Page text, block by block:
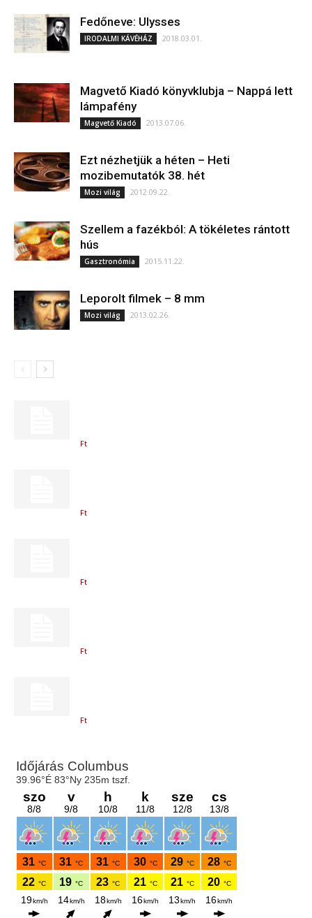
Fedőneve: Ulysses
IRODALMI KÁVÉHÁZ 2018.03.01.
Magvető Kiadó könyvklubja – Nappá lett
lámpafény
Magvető Kiadó 2013.07.06.
Ezt nézhetjük a héten – Heti
mozibemutatók 38. hét
Mozi világ 2012.09.22.
Szellem a fazékból: A tökéletes rántott
hús
Gasztronómia 2015.11.22.
Leporolt filmek – 8 mm
Mozi világ 2013.02.26.
Ft
Ft
Ft
Ft
Ft